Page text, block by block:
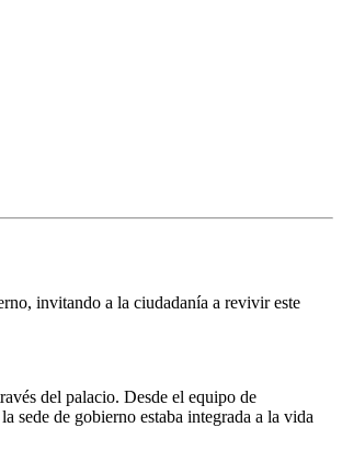
invitando a la ciudadanía a revivir este
del palacio. Desde el equipo de
sede de gobierno estaba integrada a la vida